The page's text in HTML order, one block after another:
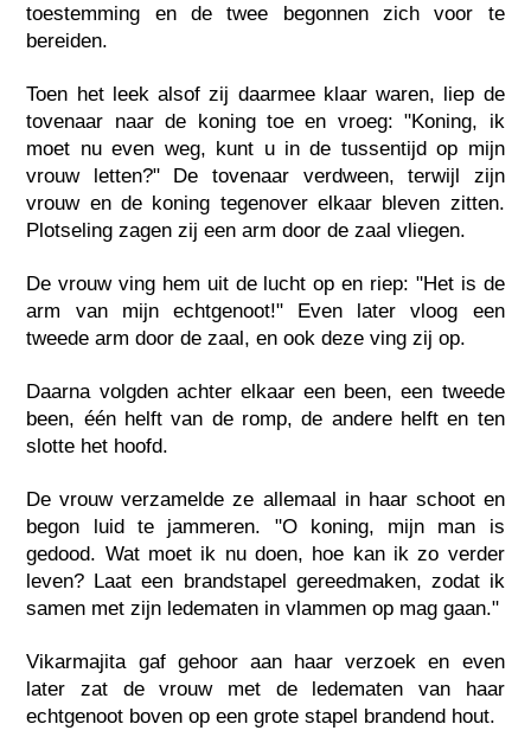
toestemming en de twee begonnen zich voor te
bereiden.
Toen het leek alsof zij daarmee klaar waren, liep de
tovenaar naar de koning toe en vroeg: "Koning, ik
moet nu even weg, kunt u in de tussentijd op mijn
vrouw letten?" De tovenaar verdween, terwijl zijn
vrouw en de koning tegenover elkaar bleven zitten.
Plotseling zagen zij een arm door de zaal vliegen.
De vrouw ving hem uit de lucht op en riep: "Het is de
arm van mijn echtgenoot!" Even later vloog een
tweede arm door de zaal, en ook deze ving zij op.
Daarna volgden achter elkaar een been, een tweede
been, één helft van de romp, de andere helft en ten
slotte het hoofd.
De vrouw verzamelde ze allemaal in haar schoot en
begon luid te jammeren. "O koning, mijn man is
gedood. Wat moet ik nu doen, hoe kan ik zo verder
leven? Laat een brandstapel gereedmaken, zodat ik
samen met zijn ledematen in vlammen op mag gaan."
Vikarmajita gaf gehoor aan haar verzoek en even
later zat de vrouw met de ledematen van haar
echtgenoot boven op een grote stapel brandend hout.